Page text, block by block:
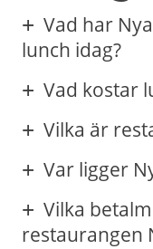
Vad har
lunch idag?
Vad kostar
Vilka är
Var ligger
Vilka
restaurangen